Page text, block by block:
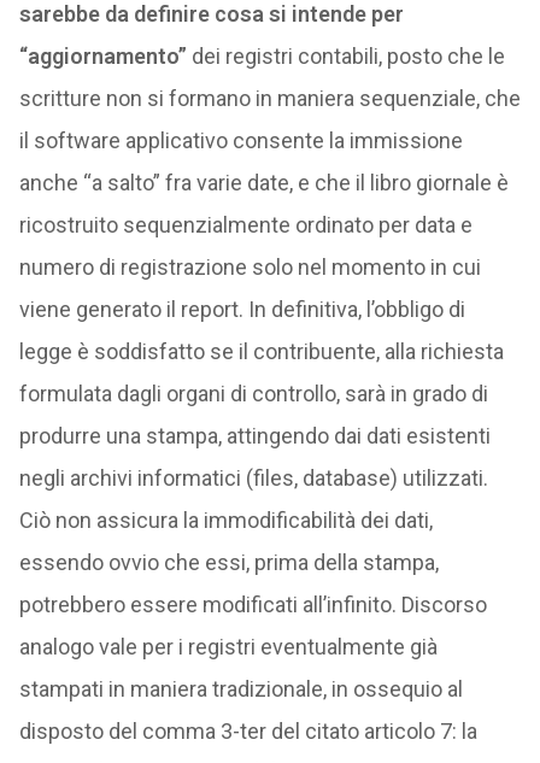
sarebbe da definire cosa si intende per
“aggiornamento” dei registri contabili, posto che le
scritture non si formano in maniera sequenziale, che
il software applicativo consente la immissione
anche “a salto” fra varie date, e che il libro giornale è
ricostruito sequenzialmente ordinato per data e
numero di registrazione solo nel momento in cui
viene generato il report. In definitiva, l’obbligo di
legge è soddisfatto se il contribuente, alla richiesta
formulata dagli organi di controllo, sarà in grado di
produrre una stampa, attingendo dai dati esistenti
negli archivi informatici (files, database) utilizzati.
Ciò non assicura la immodificabilità dei dati,
essendo ovvio che essi, prima della stampa,
potrebbero essere modificati all’infinito. Discorso
analogo vale per i registri eventualmente già
stampati in maniera tradizionale, in ossequio al
disposto del comma 3-ter del citato articolo 7: la